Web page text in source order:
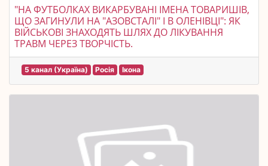
"НА ФУТБОЛКАХ ВИКАРБУВАНІ ІМЕНА ТОВАРИШІВ,
ЩО ЗАГИНУЛИ НА "АЗОВСТАЛІ" І В ОЛЕНІВЦІ": ЯК
ВІЙСЬКОВІ ЗНАХОДЯТЬ ШЛЯХ ДО ЛІКУВАННЯ
ТРАВМ ЧЕРЕЗ ТВОРЧІСТЬ.
5 канал (Україна) Росія Ікона